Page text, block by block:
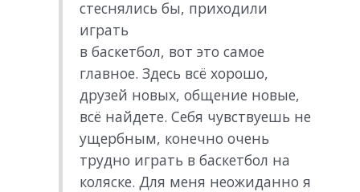
стеснялись бы, приходили
играть
в баскетбол, вот это самое
главное. Здесь всё хорошо,
друзей новых, общение новые,
всё найдете. Себя чувствуешь не
ущербным, конечно очень
трудно играть в баскетбол на
коляске. Для меня неожиданно я